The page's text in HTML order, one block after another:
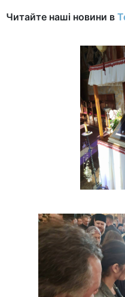
Читайте наші новини в